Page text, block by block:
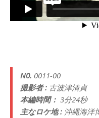
N0. 0011-00
撮影者 : 古波津清貞
本編時間： 3分24秒
主なロケ地 : 沖縄海洋